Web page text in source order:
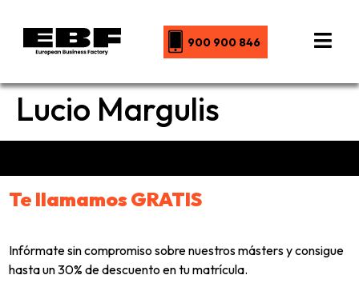
900 900 846
Lucio Margulis
Te llamamos GRATIS
Infórmate sin compromiso sobre nuestros másters y consigue
hasta un 30% de descuento en tu matrícula.